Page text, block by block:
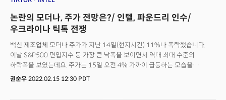
논란의 모더나, 주가 전망은?/ 인텔, 파운드리 인수/
우크라이나 틱톡 전쟁
백신 제조업체 모더나 주가가 지난 14일(현지시간) 11%나 폭락했습니다.
이날 S&P500 편입지수 등 가장 큰 낙폭을 보이면서 역대 최대 수준의
하락폭을 보였는데요. 주가는 15일 오전 4% 가까이 급등하는 모습을
보였지만, 전날의 낙폭을 만회하지는 못하는 모습입니다. 지난해 가장
권순우 2022.02.15 12:30 PDT